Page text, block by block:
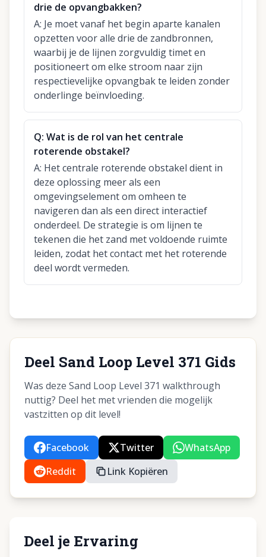
drie de opvangbakken?
A: Je moet vanaf het begin aparte kanalen
opzetten voor alle drie de zandbronnen,
waarbij je de lijnen zorgvuldig timet en
positioneert om elke stroom naar zijn
respectievelijke opvangbak te leiden zonder
onderlinge beïnvloeding.
Q: Wat is de rol van het centrale
roterende obstakel?
A: Het centrale roterende obstakel dient in
deze oplossing meer als een
omgevingselement om omheen te
navigeren dan als een direct interactief
onderdeel. De strategie is om lijnen te
tekenen die het zand met voldoende ruimte
leiden, zodat het contact met het roterende
deel wordt vermeden.
Deel Sand Loop Level 371 Gids
Was deze Sand Loop Level 371 walkthrough
nuttig? Deel het met vrienden die mogelijk
vastzitten op dit level!
Facebook Twitter
WhatsApp
Reddit
Link Kopiëren
Deel je Ervaring